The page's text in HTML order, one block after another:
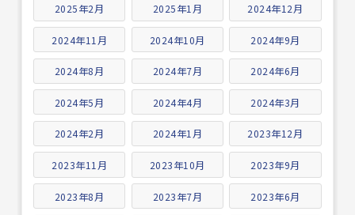
2025年2月 2025年1月 2024年12月
2024年11月 2024年10月 2024年9月
2024年8月 2024年7月 2024年6月
2024年5月 2024年4月 2024年3月
2024年2月 2024年1月 2023年12月
2023年11月 2023年10月 2023年9月
2023年8月 2023年7月 2023年6月